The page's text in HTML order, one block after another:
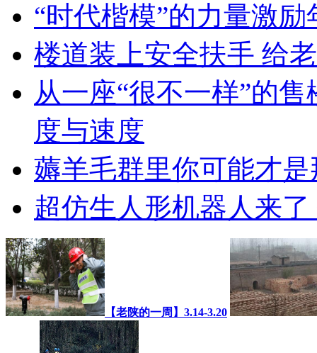
“时代楷模”的力量激励
楼道装上安全扶手 给
从一座“很不一样”的
度与速度
薅羊毛群里你可能才
超仿生人形机器人来
【老陕的一周】3.14-3.20